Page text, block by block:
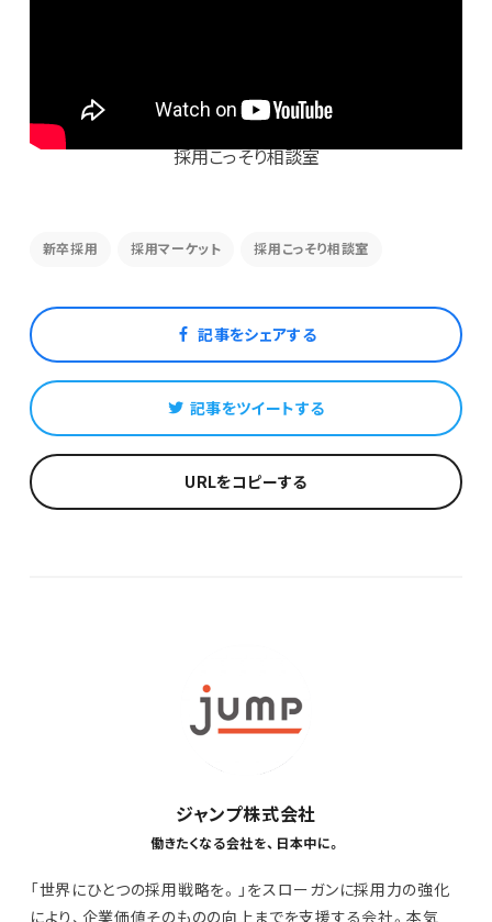
採用こっそり相談室
新卒採用 採用マーケット 採用こっそり相談室
記事をシェアする
記事をツイートする
URLをコピーする
ジャンプ株式会社
働きたくなる会社を、日本中に。
「世界にひとつの採用戦略を。」をスローガンに採用力の強化
により、企業価値そのものの向上までを支援する会社。本気